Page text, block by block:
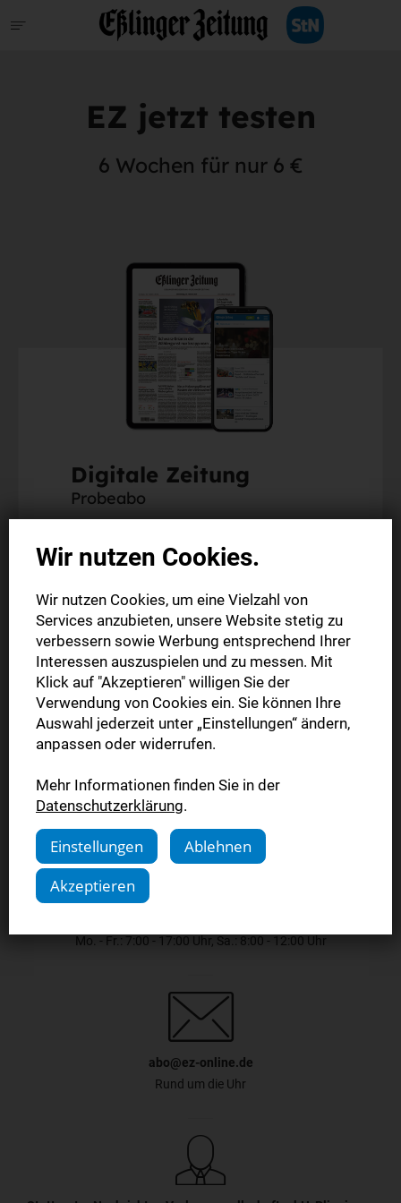
EZ jetzt testen
6 Wochen für nur 6 €
Digitale Zeitung
Probeabo
Alle Inhalte auf stuttgarter-nachrichten.de
Die digitale Ausgabe als E-Paper (Mo.-So.)
6 Wochen
6,00 €
Jetzt bestellen
Mo. - Fr.: 7:00 - 17:00 Uhr, Sa.: 8:00 - 12:00 Uhr
abo@ez-online.de
Rund um die Uhr
Wir nutzen Cookies.
Wir nutzen Cookies, um eine Vielzahl von
Services anzubieten, unsere Website stetig zu
verbessern sowie Werbung entsprechend Ihrer
Interessen auszuspielen und zu messen. Mit
Klick auf "Akzeptieren" willigen Sie der
Verwendung von Cookies ein. Sie können Ihre
Auswahl jederzeit unter „Einstellungen“ ändern,
anpassen oder widerrufen.
Mehr Informationen finden Sie in der
Datenschutzerklärung.
Einstellungen
Ablehnen
Akzeptieren